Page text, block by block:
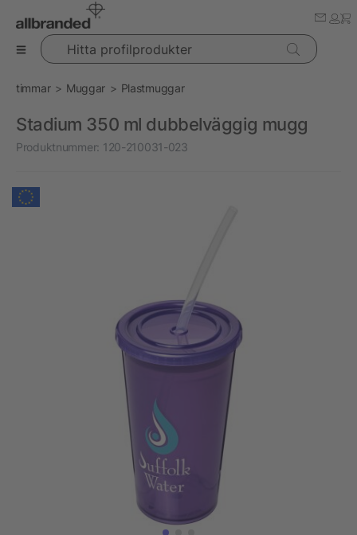
Hitta profilprodukter
timmar Muggar Plastmuggar
Stadium 350 ml dubbelväggig mugg
Produktnummer: 120-210031-023